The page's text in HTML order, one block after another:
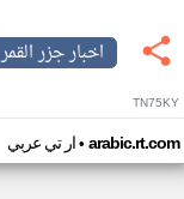
اخبار جزر القمر
TN75KY
ار تي عربي• arabic.rt.com